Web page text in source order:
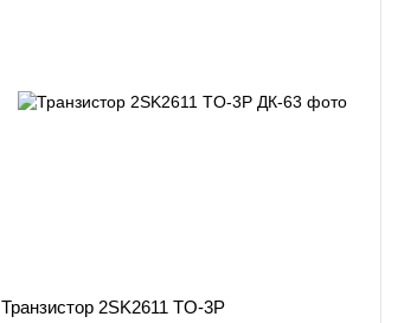
Транзистор 2SK2611 TO-3P